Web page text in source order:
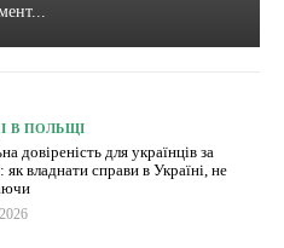
В ПОЛЬЩІ
довіреність для українців за
владнати справи в Україні, не